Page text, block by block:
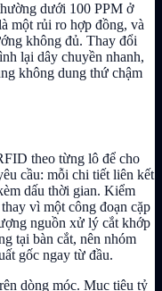
dưới 100 PPM ở
một rủi ro hợp đồng, và
không đủ. Thay đổi
lại dây chuyền nhanh,
không dung thứ chậm
theo từng lô để cho
cầu: mỗi chi tiết liên kết
dấu thời gian. Kiểm
vì một công đoạn cặp
nguồn xử lý cắt khớp
tại bàn cắt, nên nhóm
gốc ngay từ đầu.
dòng móc. Mục tiêu tỷ